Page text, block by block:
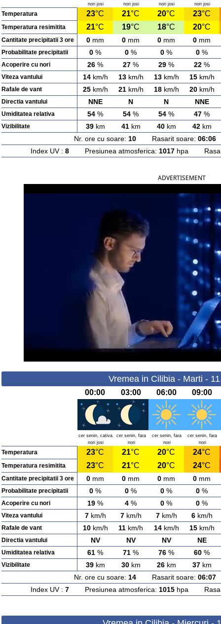
nori josi
nori josi
nori josi
nori josi
Temperatura 23°C 21°C 20°C 23°C
Temperatura resimitita 21°C 19°C 18°C 20°C
Cantitate precipitatii 3 ore 0 mm 0 mm 0 mm 0 mm
Probabilitate precipitatii 0 % 0 % 0 % 0 %
Acoperire cu nori 26 % 27 % 29 % 22 %
Viteza vantului 14km/h 13km/h 13km/h 15km/h
Rafale de vant 25km/h 21km/h 18km/h 20km/h
Directia vantului NNE N N NNE
Umiditatea relativa 54 % 54 % 54 % 47 %
Vizibilitate 39km 41km 40km 42km
Nr. ore cu soare: 10Rasarit soare: 06:06
Index UV : 8Presiunea atmosferica: 1017hpa
ADVERTISEMENT
Vremea in Cilibia - Marti -
00:00 03:00 06:00 09:00
cer senin, cativa
nori josi
cer senin, fara
nori
cer senin, fara
nori
cer senin, fara
nori
Temperatura 23°C 21°C 20°C 24°C
Temperatura resimitita 23°C 21°C 20°C 24°C
Cantitate precipitatii 3 ore 0 mm 0 mm 0 mm 0 mm
Probabilitate precipitatii 0 % 0 % 0 % 0 %
Acoperire cu nori 19 % 4 % 0 % 0 %
Viteza vantului 7km/h 7km/h 7km/h 6km/h
Rafale de vant 10km/h 11 km/h 14km/h 15km/h
Directia vantului NV NV NV NE
Umiditatea relativa 61 % 71 % 76 % 60 %
Vizibilitate 39km 30km 26km 37km
Nr. ore cu soare: 14Rasarit soare: 06:07
Index UV : 7Presiunea atmosferica: 1015hpa